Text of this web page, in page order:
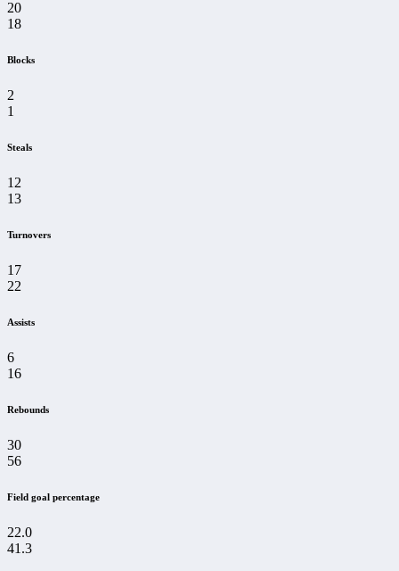
20
18
Blocks
2
1
Steals
12
13
Turnovers
17
22
Assists
6
16
Rebounds
30
56
Field goal percentage
22.0
41.3